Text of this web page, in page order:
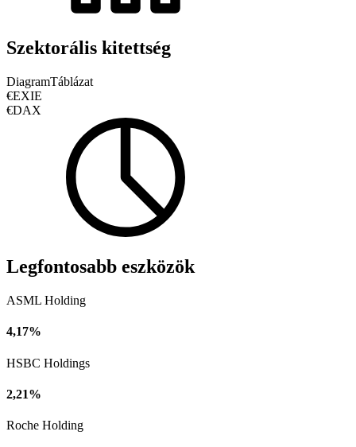
Szektorális kitettség
DiagramTáblázat
€EXIE
€DAX
Legfontosabb eszközök
ASML Holding
4,17%
HSBC Holdings
2,21%
Roche Holding